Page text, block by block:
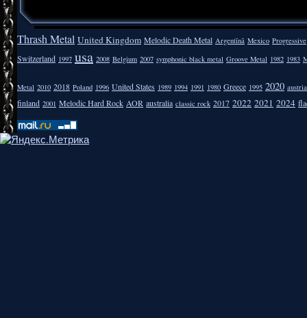
Thrash Metal United Kingdom Melodic Death Metal Argentīnā Mexico Progressive
Switzerland 1997 usa 2008 Belgium 2007 symphonic black metal Groove Metal 1982 1983
Metal 2010 2018 Poland 1996 United States 1989 1994 1991 1980 Greece 1995 2020 austria
finland 2001 Melodic Hard Rock AOR australia classic rock 2017 2022 2021 2024